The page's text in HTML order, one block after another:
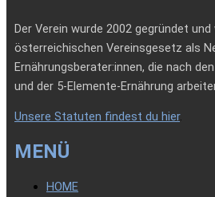
Der Verein wurde 2002 gegründet
österreichischen Vereinsgesetz als
Ernährungsberater:innen, die nach
und der 5-Elemente-Ernährung
Unsere Statuten findest du hier.
MENÜ
HOME